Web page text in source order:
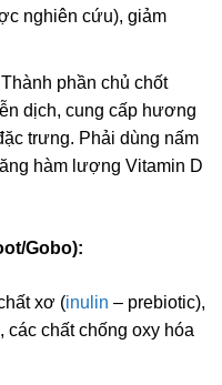
nghiên cứu), giảm
Thành phần chủ chốt
dịch, cung cấp hương
trưng. Phải dùng nấm
hàm lượng Vitamin D
Gobo):
xơ (inulin – prebiotic),
các chất chống oxy hóa